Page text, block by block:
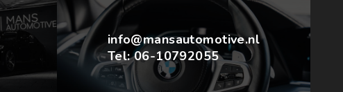
info@mansautomotive.nl
Tel:06-10792055